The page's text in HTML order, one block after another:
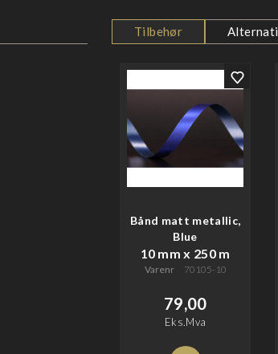
Tilbehør
Bånd matt metallic,
Blue
10 mm x 250 m
Varenr 70105-10
79,00
Eks.Mva